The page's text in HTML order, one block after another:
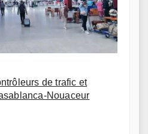
de trafic et
Nouaceur